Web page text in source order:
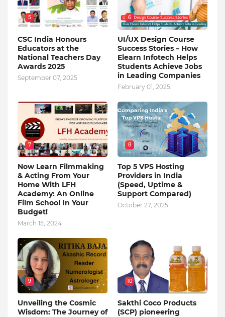
5
CSC India Honours
Educators at the
National Teachers Day
Awards 2025
September 07, 2025
6
UI/UX Design Course
Success Stories – How
Elearn Infotech Helps
Students Achieve Jobs
in Leading Companies
February 01, 2025
7
Now Learn Filmmaking
& Acting From Your
Home With LFH
Academy: An Online
Film School In Your
Budget!
March 15, 2024
8
Top 5 VPS Hosting
Providers in India
(Speed, Uptime &
Support Compared)
October 27, 2025
9
Unveiling the Cosmic
Wisdom: The Journey of
10
Sakthi Coco Products
(SCP) pioneering